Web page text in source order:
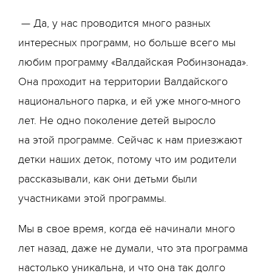
— Да, у нас проводится много разных
интересных программ, но больше всего мы
любим программу «Валдайская Робинзонада».
Она проходит на территории Валдайского
национального парка, и ей уже много-много
лет. Не одно поколение детей выросло
на этой программе. Сейчас к нам приезжают
детки наших деток, потому что им родители
рассказывали, как они детьми были
участниками этой программы.
Мы в свое время, когда её начинали много
лет назад, даже не думали, что эта программа
настолько уникальна, и что она так долго